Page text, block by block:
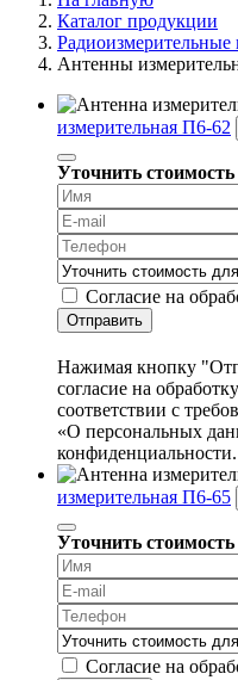
Каталог продукции
Антенны
измерительная П6-62
Уточнить стоимость
Согласие на
Отправить
Нажимая кнопку
согласие на
соответствии с
«О персональных
конфиденциальности.
измерительная П6-65
Уточнить стоимость
Согласие на